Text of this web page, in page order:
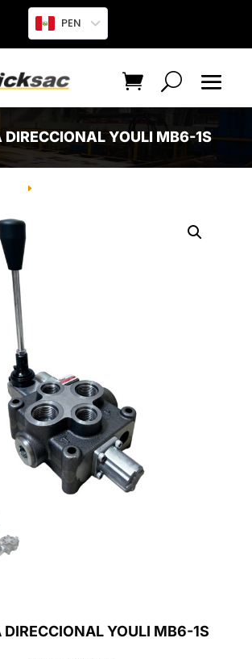
PEN
YOULI MB6-1S
E
DIRECCIONAL YOULI MB6-1S